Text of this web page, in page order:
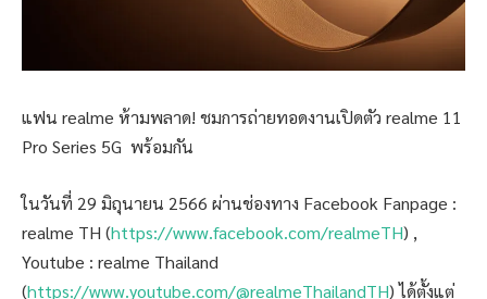
แฟน realme ห้ามพลาด! ชมการถ่ายทอดงานเปิดตัว realme 11
Pro Series 5G พร้อมกัน
ในวันที่ 29 มิถุนายน 2566 ผ่านช่องทาง Facebook Fanpage :
realme TH (https://www.facebook.com/realmeTH) ,
Youtube : realme Thailand
(https://www.youtube.com/@realmeThailandTH) ได้ตั้งแต่